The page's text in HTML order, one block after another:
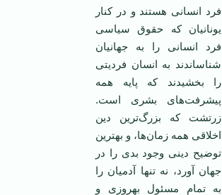
فرد انسانی هستند و در کنار
یونانیان که حقوق سیاسی
فرد انسانی را به جهانیان
شناساندند به انسان فردیتی
را بخشیدند که پایه همه
پیشرفت‌های بشری است.
زرتشت که بزرگ‌ترین دین
اخلاقی همه زمان‌ها، و بهترین
توضیح دینی وجود بدی را در
جهان آورد، نه تنها آدمیان را
به تمام مسئول بهروزی و